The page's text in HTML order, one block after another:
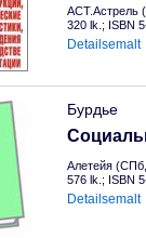
АСТ.Астрель
320 lk.; ISBN
Detailsemalt
Бурдье
Алетейя
576 lk.; ISBN
Detailsemalt